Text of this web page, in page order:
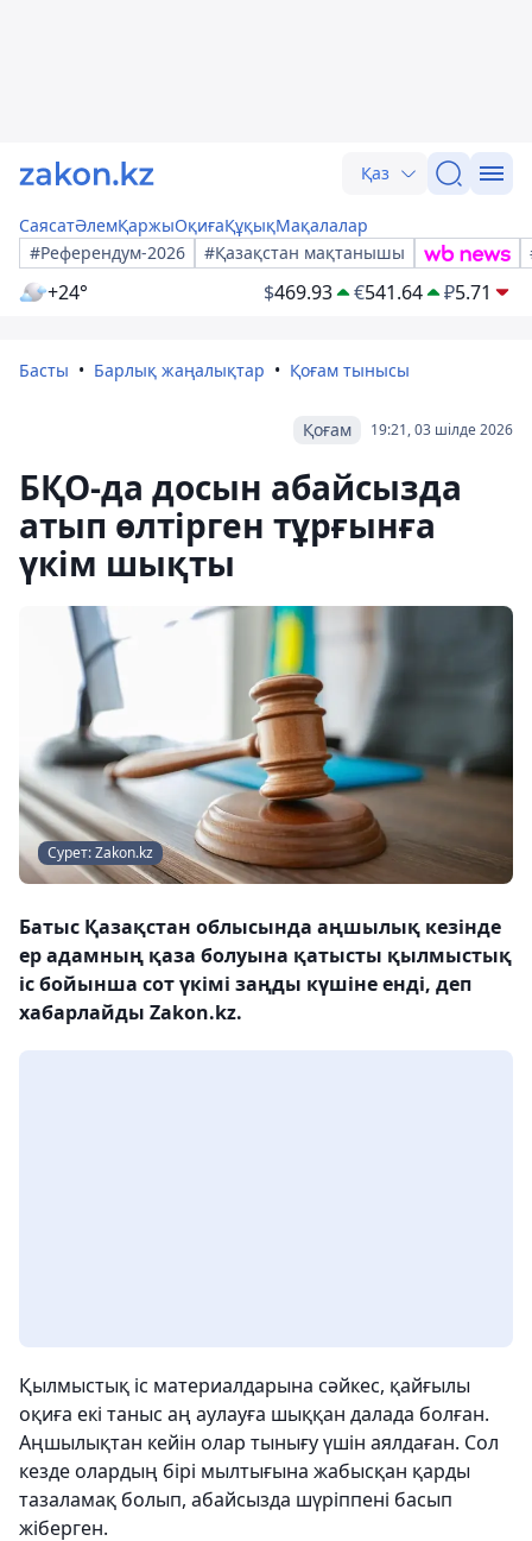
Қаз
СаясатӘлемҚаржыОқиғаҚұқықМақалалар
#Референдум-2026
#Қазақстан мақтанышы
+24° $469.93 €541.64 ₽5.71
Басты Барлық жаңалықтар Қоғам тынысы
19:21, 03 шілде 2026
Қоғам
БҚО-да досын абайсызда
атып өлтірген тұрғынға
үкім шықты
Сурет: Zakon.kz
Батыс Қазақстан облысында аңшылық кезінде
ер адамның қаза болуына қатысты қылмыстық
іс бойынша сот үкімі заңды күшіне енді, деп
хабарлайды Zakon.kz.
Қылмыстық іс материалдарына сәйкес, қайғылы
оқиға екі таныс аң аулауға шыққан далада болған.
Аңшылықтан кейін олар тынығу үшін аялдаған. Сол
кезде олардың бірі мылтығына жабысқан қарды
тазаламақ болып, абайсызда шүріппені басып
жіберген.